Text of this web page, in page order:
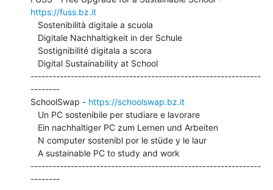
https://fuss.bz.it
---------------------------------------------------------------
--------
SchoolSwap - https://schoolswap.bz.it
---------------------------------------------------------------
--------